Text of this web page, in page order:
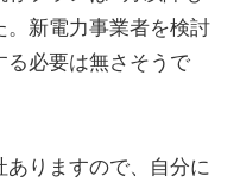
。新電力事業者を検討
る必要は無さそうで
りますので、自分に